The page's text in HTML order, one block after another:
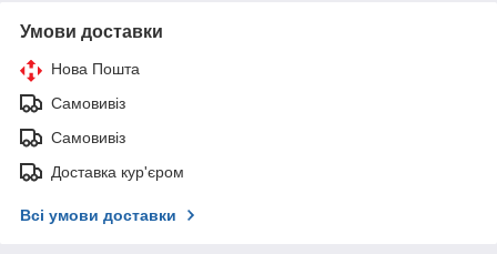
Умови доставки
Нова Пошта
Самовивіз
Самовивіз
Доставка кур'єром
Всі умови доставки